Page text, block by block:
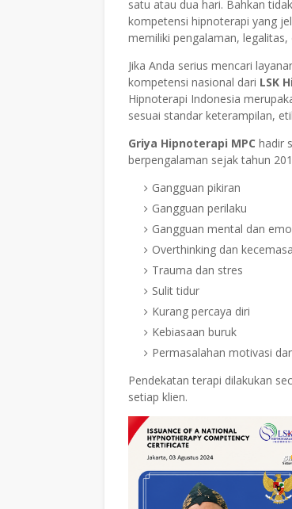
satu atau dua hari. Bahkan
kompetensi hipnoterapi yang
memiliki pengalaman,
Jika Anda serius mencari
kompetensi nasional dari LSK
Hipnoterapi Indonesia
sesuai standar keterampilan,
Griya Hipnoterapi MPC hadir
berpengalaman sejak tahun
Gangguan pikiran
Gangguan perilaku
Gangguan mental dan
Overthinking dan
Trauma dan stres
Sulit tidur
Kurang percaya diri
Kebiasaan buruk
Permasalahan motivasi
Pendekatan terapi dilakukan
setiap klien.